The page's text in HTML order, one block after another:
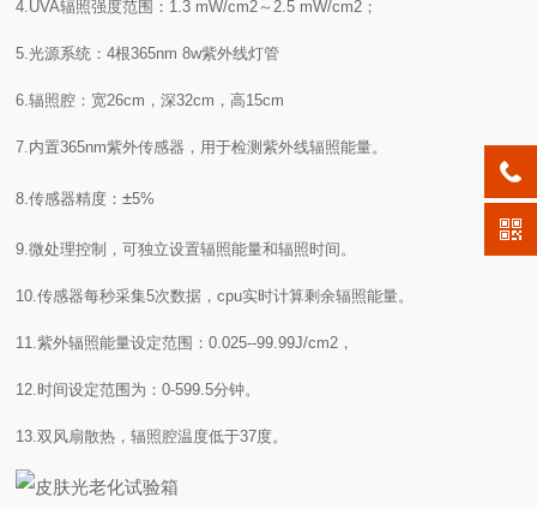
4.UVA辐照强度范围：1.3 mW/cm2～2.5 mW/cm2；
5.光源系统：4根365nm 8w紫外线灯管
6.辐照腔：宽26cm，深32cm，高15cm
7.内置365nm紫外传感器，用于检测紫外线辐照能量。
8.传感器精度：±5%
9.微处理控制，可独立设置辐照能量和辐照时间。
10.传感器每秒采集5次数据，cpu实时计算剩余辐照能量。
11.紫外辐照能量设定范围：0.025--99.99J/cm2，
12.时间设定范围为：0-599.5分钟。
13.双风扇散热，辐照腔温度低于37度。